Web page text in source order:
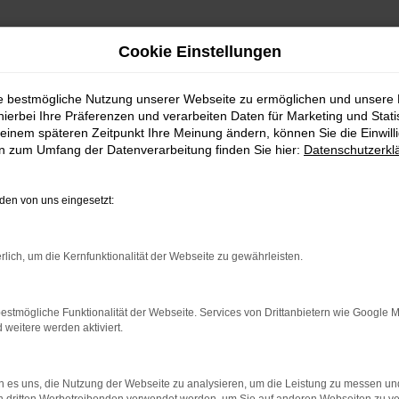
Fahrzeuge des Herstellers VW, was natürlich auch den Tiguan
und einwandfreie Qualität wie durch ein gelungenes Design.
zu durchstöbern. Reinhardt Automobile versteht sich als
was für den VW Tiguan im vollen Umfang gilt.
Network Error
Cookie Einstellungen
bestmögliche Nutzung unserer Webseite zu ermöglichen und unsere
Ihre Präferenzen und verarbeiten Daten für Marketing und
späteren Zeitpunkt Ihre Meinung ändern, können Sie die
zum Umfang der Datenverarbeitung finden Sie hier:
von uns eingesetzt:
um die Kernfunktionalität der Webseite zu gewährleisten.
Funktionalität der Webseite. Services von Drittanbietern wie Google
weitere werden aktiviert.
es uns, die Nutzung der Webseite zu analysieren, um die Leistung zu messen